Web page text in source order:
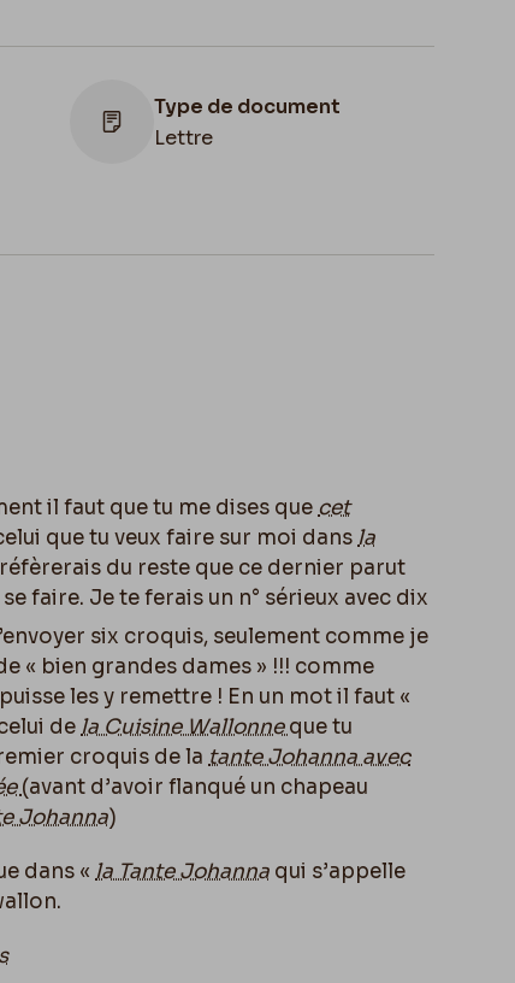
Type de document
Lettre
Apostille
il faut que tu me dises que cet
que tu veux faire sur moi dans la
du reste que ce dernier parut
faire. Je te ferais un n° sérieux avec dix
six croquis, seulement comme je
« bien grandes dames » !!! comme
les y remettre ! En un mot il faut «
de la Cuisine Wallonneque tu
croquis de la tante Johanna avec
(avant d’avoir flanqué un chapeau
Johanna)
dans « la Tante Johanna qui s’appelle